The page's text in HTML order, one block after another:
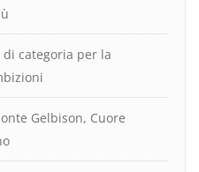
categoria per la
Gelbison, Cuore